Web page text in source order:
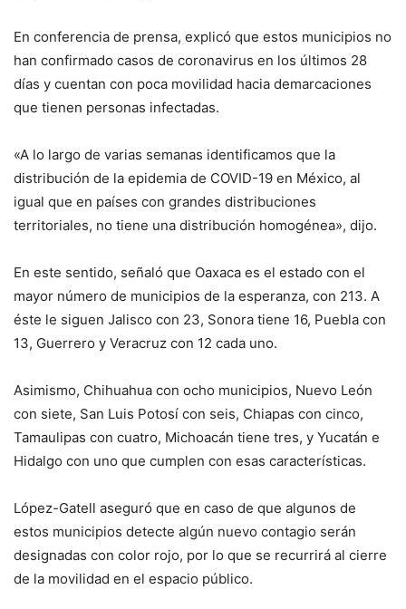
En conferencia de prensa, explicó que estos municipios no
han confirmado casos de coronavirus en los últimos 28
días y cuentan con poca movilidad hacia demarcaciones
que tienen personas infectadas.
«A lo largo de varias semanas identificamos que la
distribución de la epidemia de COVID-19 en México, al
igual que en países con grandes distribuciones
territoriales, no tiene una distribución homogénea», dijo.
En este sentido, señaló que Oaxaca es el estado con el
mayor número de municipios de la esperanza, con 213. A
éste le siguen Jalisco con 23, Sonora tiene 16, Puebla con
13, Guerrero y Veracruz con 12 cada uno.
Asimismo, Chihuahua con ocho municipios, Nuevo León
con siete, San Luis Potosí con seis, Chiapas con cinco,
Tamaulipas con cuatro, Michoacán tiene tres, y Yucatán e
Hidalgo con uno que cumplen con esas características.
López-Gatell aseguró que en caso de que algunos de
estos municipios detecte algún nuevo contagio serán
designadas con color rojo, por lo que se recurrirá al cierre
de la movilidad en el espacio público.